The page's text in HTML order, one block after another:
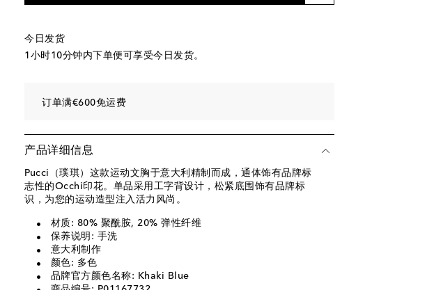
今日发货
1小时10分钟内下单便可享受今日发货。
订单满€600免运费
产品详细信息
Pucci（璞琪）这款运动文胸于意大利精制而成，通体饰有品牌标
志性的Occhi印花。单品采用工字背设计，松紧底围饰有品牌标
识，为您的运动造型注入活力风尚。
材质: 80% 聚酰胺, 20% 弹性纤维
保养说明: 手洗
意大利制作
颜色: 多色
品牌官方颜色名称: Khaki Blue